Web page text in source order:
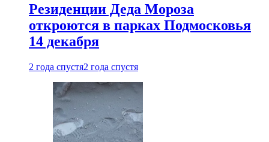
Резиденции Деда Мороза
откроются в парках Подмосковья
14 декабря
2 года спустя2 года спустя